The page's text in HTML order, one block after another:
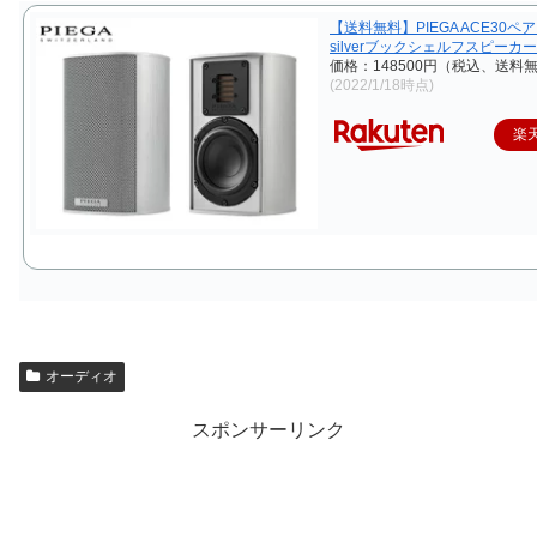
【送料無料】PIEGA ACE30ペ
silverブックシェルフスピーカ
価格：148500円（税込、送料
(2022/1/18時点)
楽
オーディオ
スポンサーリンク